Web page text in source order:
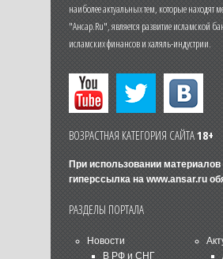
наиболее актуальных тем, которые находят
"Ансар.Ru", является развитие исламской
исламских финансов и халяль-индустрии.
ВОЗРАСТНАЯ КАТЕГОРИЯ САЙТА18+
При использовании материалов
гиперссылка на www.ansar.ru
РАЗДЕЛЫ ПОРТАЛА
Новости
В РФ и СНГ